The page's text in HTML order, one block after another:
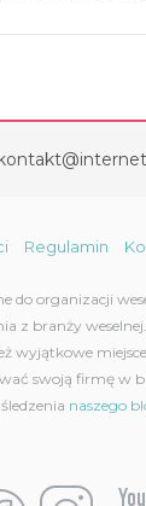
Regulamin
do organizacji
z branży
wyjątkowe
swoją firmę w
naszego